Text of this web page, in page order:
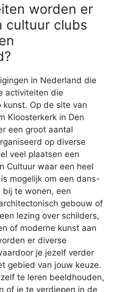
worden er
cultuur clubs
in Nederland die
activiteiten die
Op de site van
Kloosterkerk in Den
een groot aantal
op diverse
veel plaatsen een
Cultuur waar een heel
mogelijk om een dans-
te wonen, een
gebouw of
lezing over schilders,
of moderne kunst aan
er diverse
je jezelf verder
gebied van jouw keuze.
te leren beeldhouden,
of je te verdiepen in de